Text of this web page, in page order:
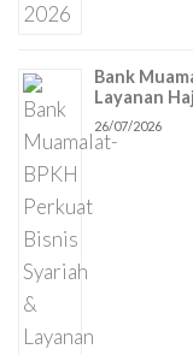
Bank
Layanan
26/07/2026